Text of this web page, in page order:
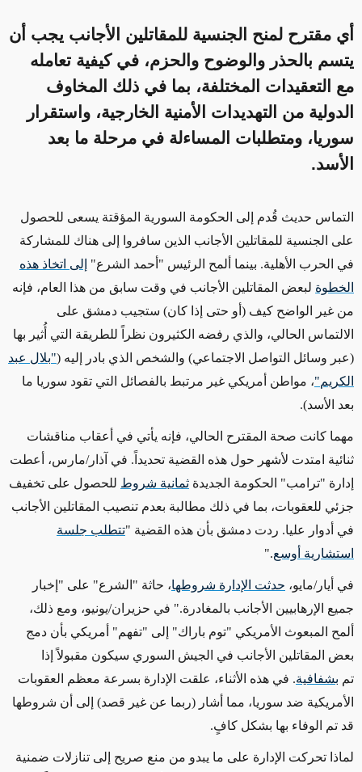
أي مقترح لمنح الجنسية للمقاتلين الأجانب يجب أن
يتسم بالحذر والوضوح والحزم، في كيفية تعامله
مع التعقيدات المختلفة، بما في ذلك المخاوف
الدولية من التهديدات الأمنية الخارجية، واستقرار
سوريا، ومتطلبات المساءلة في مرحلة ما بعد
الأسد.
التماس حديث قُدم إلى الحكومة السورية المؤقتة يسعى للحصول
على الجنسية للمقاتلين الأجانب الذين سافروا إلى هناك للمشاركة
في الحرب الأهلية. بينما ألمح الرئيس "أحمد الشرع" إلى اتخاذ هذه
الخطوة لبعض المقاتلين الأجانب في وقت سابق من هذا العام، فإنه
من غير الواضح كيف (أو حتى إذا كان) ستجيب دمشق على
الالتماس الحالي، والذي رفضه الكثيرون نظراً للطريقة التي أُثير بها
(عبر وسائل التواصل الاجتماعي) والشخص الذي بادر إليه (
"بلال عبد
الكريم"، مواطن أمريكي غير مرتبط بالفصائل التي تقود سوريا ما
بعد الأسد).
مهما كانت صحة المقترح الحالي، فإنه يأتي في أعقاب مناقشات
ثنائية امتدت لأشهر حول هذه القضية تحديداً. في آذار/مارس، أعطت
إدارة "ترامب" الحكومة الجديدة ثمانية شروط للحصول على تخفيف
جزئي للعقوبات، بما في ذلك مطالبة بعدم تنصيب المقاتلين الأجانب
في أدوار عليا. ردت دمشق بأن هذه القضية "تتطلب جلسة
استشارية أوسع."
في أيار/مايو، حدثت الإدارة شروطها، حاثة "الشرع" على "إخبار
جميع الإرهابيين الأجانب بالمغادرة." في حزيران/يونيو، ومع ذلك،
ألمح المبعوث الأمريكي "توم باراك" إلى "تفهم" أمريكي بأن دمج
بعض المقاتلين الأجانب في الجيش السوري سيكون مقبولاً إذا
تم بشفافية. في هذه الأثناء، علقت الإدارة بسرعة معظم العقوبات
الأمريكية ضد سوريا، مما أشار (ربما عن غير قصد) إلى أن شروطها
قد تم الوفاء بها بشكل كافٍ.
لماذا تحركت الإدارة على ما يبدو من منع صريح إلى تنازلات ضمنية